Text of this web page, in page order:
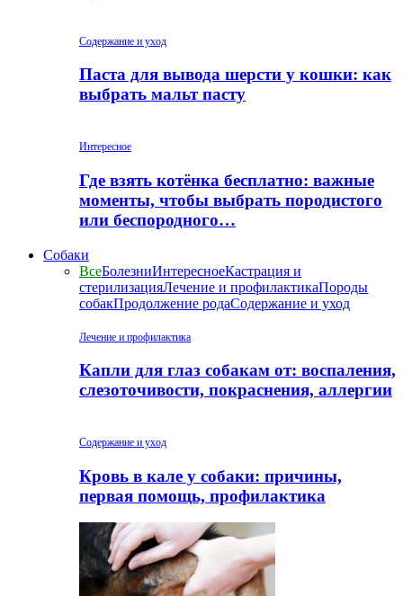
Содержание и уход
Паста для вывода шерсти у кошки: как
выбрать мальт пасту
Интересное
Где взять котёнка бесплатно: важные
моменты, чтобы выбрать породистого
или беспородного…
Собаки
ВсеБолезниИнтересноеКастрация и
стерилизацияЛечение и профилактикаПороды
собакПродолжение родаСодержание и уход
Лечение и профилактика
Капли для глаз собакам от: воспаления,
слезоточивости, покраснения, аллергии
Содержание и уход
Кровь в кале у собаки: причины,
первая помощь, профилактика